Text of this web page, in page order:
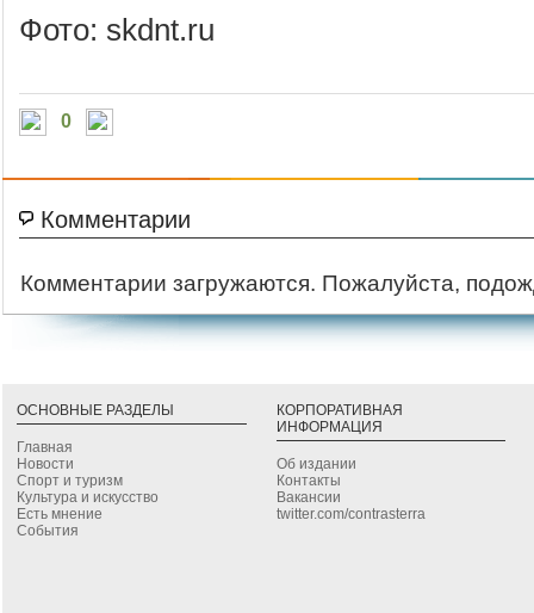
Фото: skdnt.ru
0
Комментарии
Комментарии загружаются. Пожалуйста,
ОСНОВНЫЕ РАЗДЕЛЫ
Главная
Новости
Спорт и туризм
Культура и искусство
Есть мнение
События
КОРПОРАТИВНАЯ
ИНФОРМАЦИЯ
Об издании
Контакты
Вакансии
twitter.com/contrasterra